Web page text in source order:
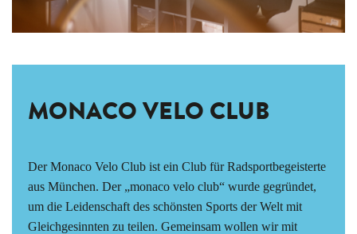
MONACO VELO CLUB
Der Monaco Velo Club ist ein Club für Radsportbegeisterte
aus München. Der „monaco velo club“ wurde gegründet,
um die Leidenschaft des schönsten Sports der Welt mit
Gleichgesinnten zu teilen. Gemeinsam wollen wir mit